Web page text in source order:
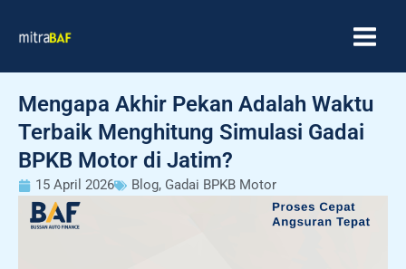
Mengapa Akhir Pekan Adalah Waktu
Terbaik Menghitung Simulasi Gadai
BPKB Motor di Jatim?
15 April 2026 Blog, Gadai BPKB Motor